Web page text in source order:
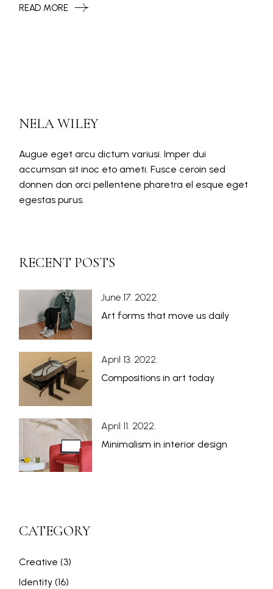
READ MORE
NELA WILEY
Augue eget arcu dictum variusi. Imper dui
accumsan sit inoc eto ameti. Fusce ceroin sed
donnen don orci pellentene pharetra el esque eget
egestas purus.
RECENT POSTS
June 17. 2022.
Art forms that move us daily
April 13. 2022.
Compositions in art today
April 11. 2022.
Minimalism in interior design
CATEGORY
Creative (3)
Identity (16)